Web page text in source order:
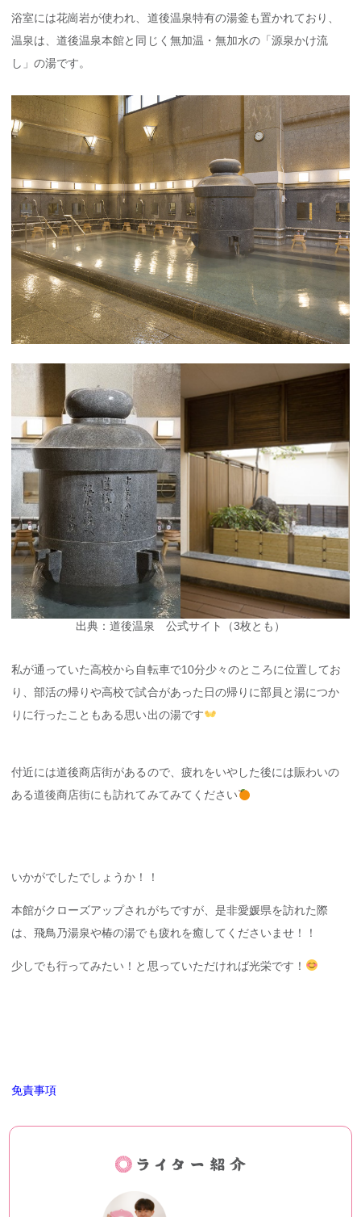
浴室には花崗岩が使われ、道後温泉特有の湯釜も置かれており、
温泉は、道後温泉本館と同じく無加温・無加水の「源泉かけ流
し」の湯です。
出典：道後温泉 公式サイト（3枚とも）
私が通っていた高校から自転車で10分少々のところに位置してお
り、部活の帰りや高校で試合があった日の帰りに部員と湯につか
りに行ったこともある思い出の湯です
付近には道後商店街があるので、疲れをいやした後には賑わいの
ある道後商店街にも訪れてみてみてください
いかがでしたでしょうか！！
本館がクローズアップされがちですが、是非愛媛県を訪れた際
は、飛鳥乃湯泉や椿の湯でも疲れを癒してくださいませ！！
少しでも行ってみたい！と思っていただければ光栄です！
免責事項